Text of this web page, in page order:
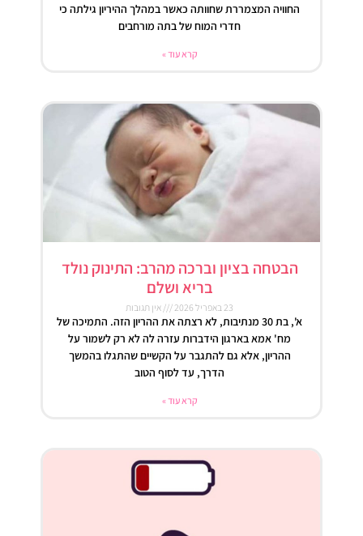
החוויה המצמררת שחוותה כאשר במהלך ההיריון גילתה כי
חדרי המוח של בתה מורחבים
קרא עוד »
הבטחה בציון וברכה מהרב: התינוק נולד
בריא ושלם
23 באפריל 2026 אין תגובות
א', בת 30 מנתיבות, לא רצתה את ההריון הזה. התמיכה של
מח' אמא בארגון הידברות עזרה לה לא רק לשמור על
ההריון, אלא גם להתגבר על הקשיים שהתגלו בהמשך
הדרך, עד לסוף הטוב
קרא עוד »